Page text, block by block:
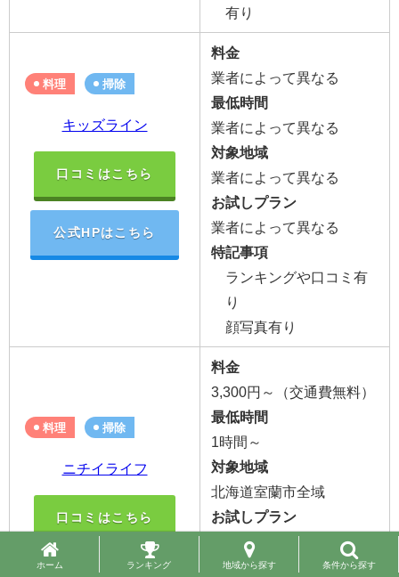
有り
料理 掃除
キッズライン
口コミはこちら
公式HPはこちら
料金
業者によって異なる
最低時間
業者によって異なる
対象地域
業者によって異なる
お試しプラン
業者によって異なる
特記事項
ランキングや口コミ有
り
顔写真有り
料理 掃除
ニチイライフ
口コミはこちら
料金
3,300円～（交通費無料）
最低時間
1時間～
対象地域
北海道室蘭市全域
お試しプラン
特記事項